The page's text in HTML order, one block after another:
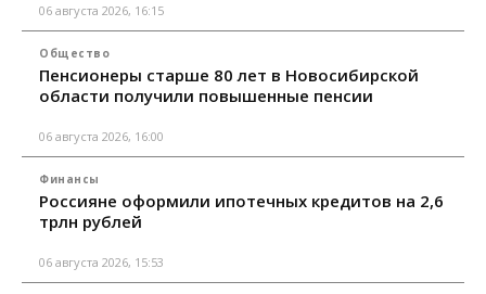
06 августа 2026, 16:15
Общество
Пенсионеры старше 80 лет в Новосибирской
области получили повышенные пенсии
06 августа 2026, 16:00
Финансы
Россияне оформили ипотечных кредитов на 2,6
трлн рублей
06 августа 2026, 15:53